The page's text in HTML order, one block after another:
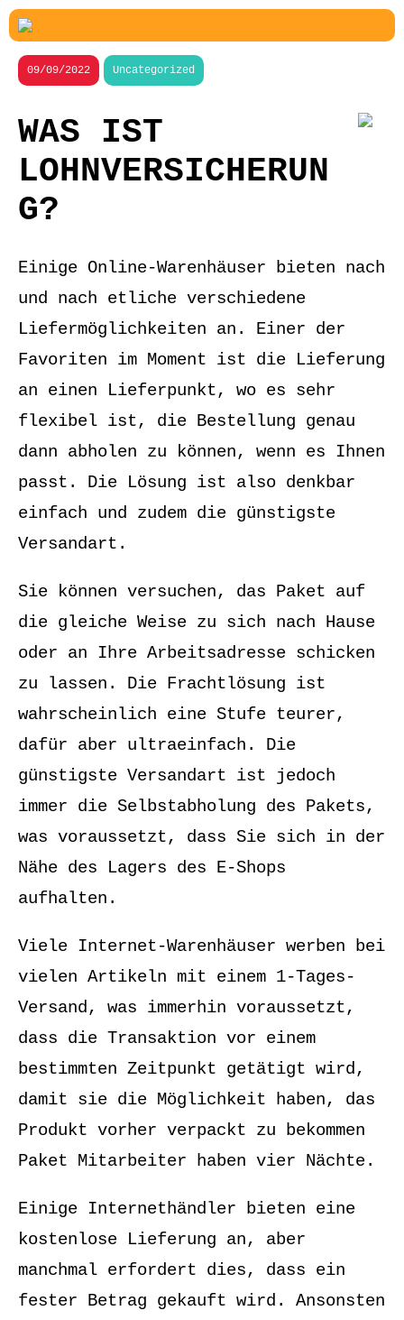
09/09/2022 Uncategorized
WAS IST
LOHNVERSICHERUN
G?
Einige Online-Warenhäuser bieten nach
und nach etliche verschiedene
Liefermöglichkeiten an. Einer der
Favoriten im Moment ist die Lieferung
an einen Lieferpunkt, wo es sehr
flexibel ist, die Bestellung genau
dann abholen zu können, wenn es Ihnen
passt. Die Lösung ist also denkbar
einfach und zudem die günstigste
Versandart.
Sie können versuchen, das Paket auf
die gleiche Weise zu sich nach Hause
oder an Ihre Arbeitsadresse schicken
zu lassen. Die Frachtlösung ist
wahrscheinlich eine Stufe teurer,
dafür aber ultraeinfach. Die
günstigste Versandart ist jedoch
immer die Selbstabholung des Pakets,
was voraussetzt, dass Sie sich in der
Nähe des Lagers des E-Shops
aufhalten.
Viele Internet-Warenhäuser werben bei
vielen Artikeln mit einem 1-Tages-
Versand, was immerhin voraussetzt,
dass die Transaktion vor einem
bestimmten Zeitpunkt getätigt wird,
damit sie die Möglichkeit haben, das
Produkt vorher verpackt zu bekommen
Paket Mitarbeiter haben vier Nächte.
Einige Internethändler bieten eine
kostenlose Lieferung an, aber
manchmal erfordert dies, dass ein
fester Betrag gekauft wird. Ansonsten